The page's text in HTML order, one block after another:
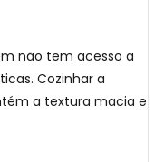
não tem acesso a
Cozinhar a
a textura macia e